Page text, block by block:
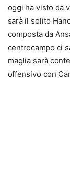
oggi ha visto da
sarà il solito
composta da
centrocampo ci
maglia sarà
offensivo con